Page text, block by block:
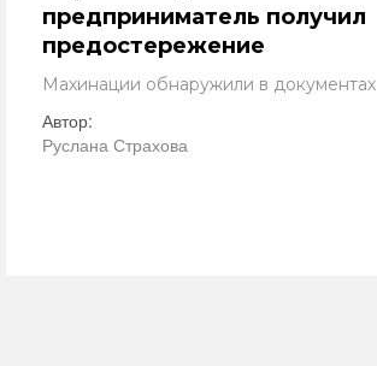
предприниматель получил
предостережение
Махинации обнаружили в документах
Автор:
Руслана Страхова